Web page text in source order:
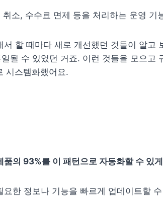
소, 수수료 면제 등을 처리하는 운영 기
할 때마다 새로 개선했던 것들이 알고
될 수 있었던 거죠. 이런 것들을 모으고
시스템화했어요.
품의 93%를 이 패턴으로 자동화할 수 있
한 정보나 기능을 빠르게 업데이트할